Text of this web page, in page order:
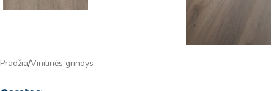
Pradžia/Vinilinės grindys